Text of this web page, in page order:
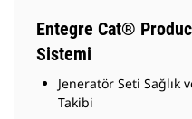
Entegre Cat®
Sistemi
Jeneratör Seti Sağlık
Takibi